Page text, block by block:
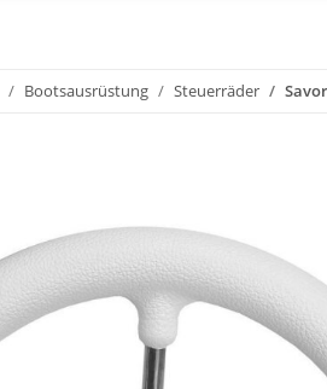
Bootsausrüstung Steuerräder